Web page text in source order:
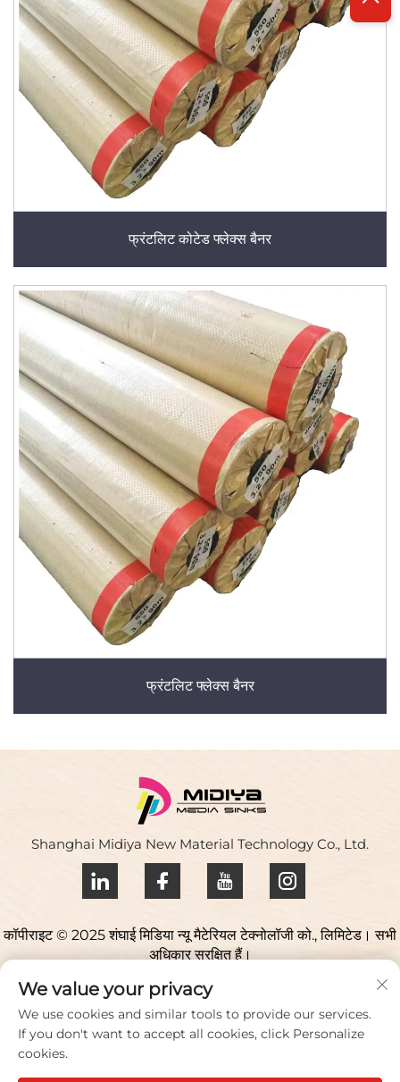
फ्रंटलिट कोटेड फ्लेक्स बैनर
फ्रंटलिट फ्लेक्स बैनर
Shanghai Midiya New Material Technology Co., Ltd.
कॉपीराइट © 2025 शंघाई मिडिया न्यू मैटेरियल टेक्नोलॉजी को., लिमिटेड। सभी
अधिकार सुरक्षित हैं।
गोपनीयता नीति
हमसे संपर्क करें
Address: युकियाओ साइंस पार्क, 98 लियानफू रोड, जिउटिंग टाउन, सोंगजियांग
जिला, शंघाई, चीन
We value your privacy
We use cookies and similar tools to provide our services.
If you don't want to accept all cookies, click Personalize
cookies.